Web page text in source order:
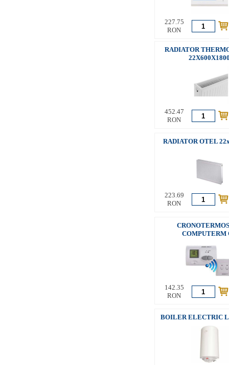
227.75
RON
RADIATOR
452.47
RON
RADIATOR OTEL
223.69
RON
COMPUTERM
142.35
RON
BOILER ELECTRIC